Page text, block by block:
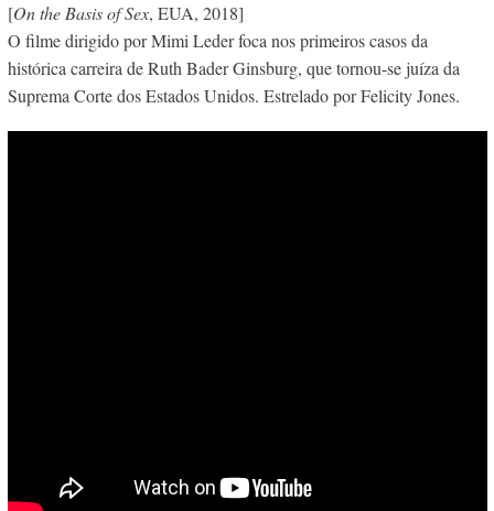
[On the Basis of Sex, EUA, 2018]
O filme dirigido por Mimi Leder foca nos primeiros casos da
histórica carreira de Ruth Bader Ginsburg, que tornou-se juíza da
Suprema Corte dos Estados Unidos. Estrelado por Felicity Jones.